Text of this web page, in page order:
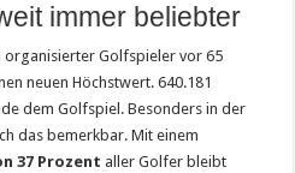
immer beliebter
organisierter Golfspieler vor 65
neuen Höchstwert. 640.181
dem Golfspiel. Besonders in der
das bemerkbar. Mit einem
37 Prozent aller Golfer bleibt